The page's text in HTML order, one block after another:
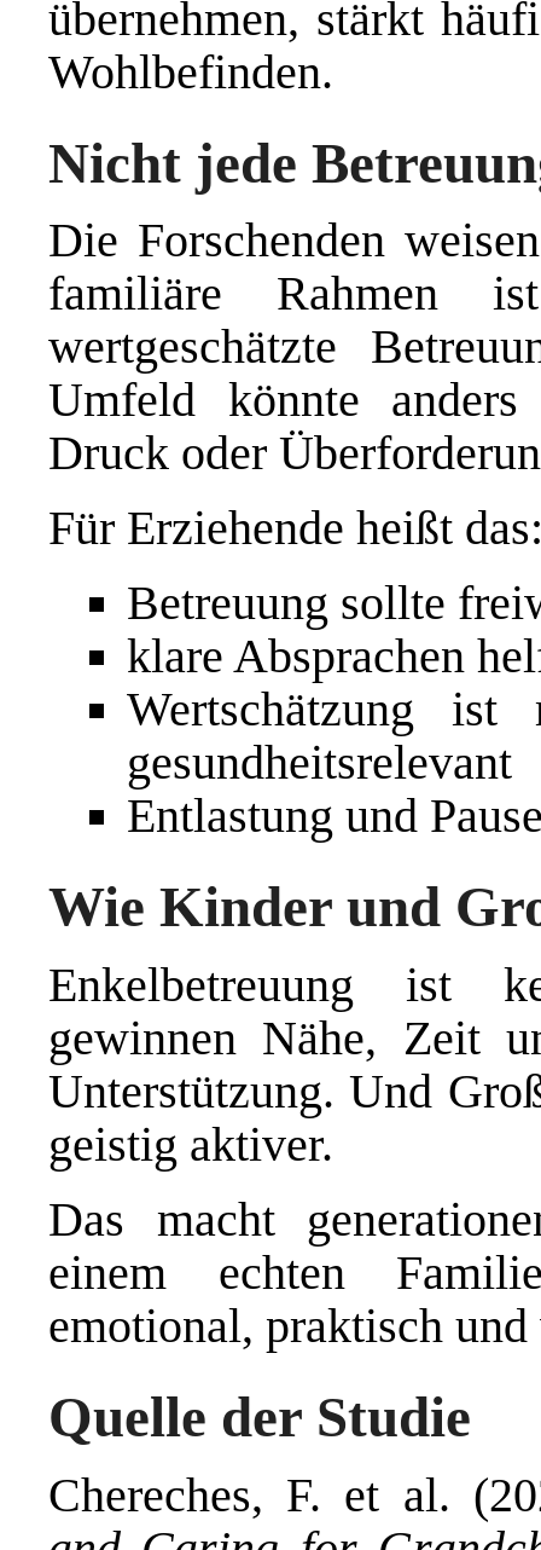
übernehmen, stärkt
Wohlbefinden.
Nicht jede
Die Forschenden
familiäre Rahmen
wertgeschätzte
Umfeld könnte
Druck oder
Für Erziehende heißt
Betreuung sollte
klare Absprachen
Wertschätzung
gesundheitsrelevant
Entlastung und
Wie Kinder und
Enkelbetreuung ist
gewinnen Nähe, Zeit
Unterstützung. Und
geistig aktiver.
Das macht
einem echten
emotional, praktisch
Quelle der Studie
Chereches, F. et al.